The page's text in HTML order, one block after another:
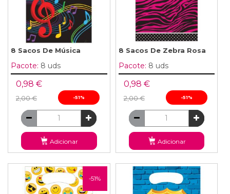
8 Sacos De Música
Pacote: 8 uds
0,98 €
2,00 € -51%
Adicionar
8 Sacos De Zebra Rosa
Pacote: 8 uds
0,98 €
2,00 € -51%
Adicionar
-51%